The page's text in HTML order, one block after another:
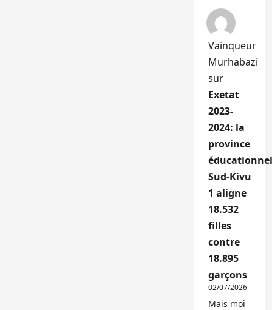
Vainqueur
Murhabazi
sur
Exetat
2023-
2024: la
province
Sud-Kivu
1 aligne
18.532
filles
contre
18.895
garçons
02/07/2026
Mais moi